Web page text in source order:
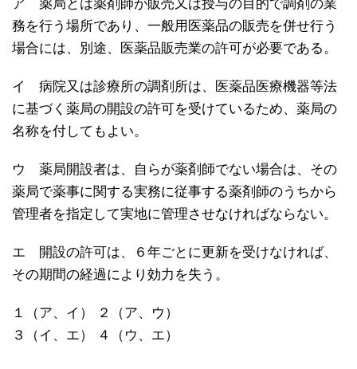
ア 薬局とは薬剤師が販売又は授与の目的で調剤の業
務を行う場所であり、一般用医薬品の販売を併せ行う
場合には、別途、医薬品販売業の許可が必要である。
イ 病院又は診療所の調剤所は、医薬品医療機器等法
に基づく薬局の開設の許可を受けているため、薬局の
名称を付してもよい。
ウ 薬局開設者は、自らが薬剤師でない場合は、その
薬局で薬事に関する実務に従事する薬剤師のうちから
管理者を指定して実地に管理させなければならない。
エ 開設の許可は、６年ごとに更新を受けなければ、
その期間の経過により効力を失う。
１（ア、イ） ２（ア、ウ）
３（イ、エ） ４（ウ、エ）